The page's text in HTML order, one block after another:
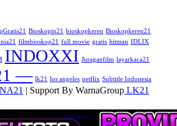
Bioskopin21 bioskopkeren Bioskopkeren21
filmbioskop21 full movie gratis hitman IDLIX
INDOXXI Juraganfilm layarkaca21
— lk21 los angeles netflix Subtitle Indonesia
| Support By WarnaGroup LK21